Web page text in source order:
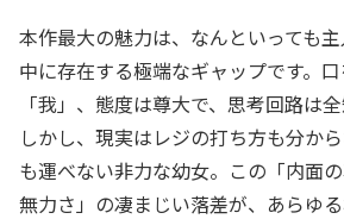
本作最大の魅力は、なんといっても
中に存在する極端なギャップです。
「我」、態度は尊大で、思考回路は
しかし、現実はレジの打ち方も分か
も運べない非力な幼女。この「内面
無力さ」の凄まじい落差が、あらゆ